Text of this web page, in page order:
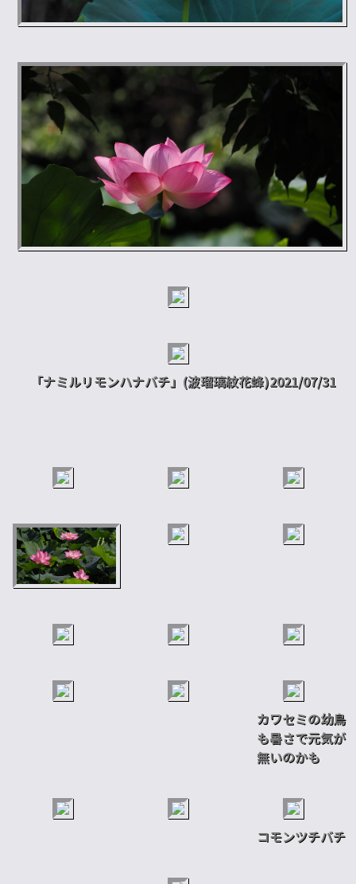
「ナミルリモンハナバチ」(波瑠璃紋花蜂)2021/07/31
カワセミの幼鳥
も暑さで元気が
無いのかも
コモンツチバチ